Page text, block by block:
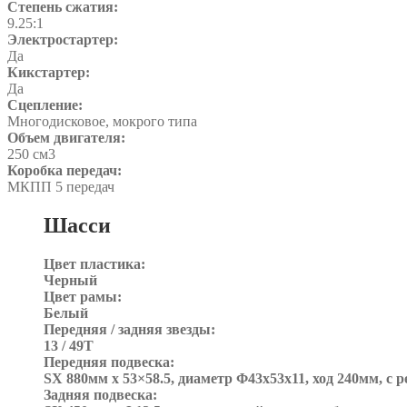
Степень сжатия:
9.25:1
Электростартер:
Да
Кикстартер:
Да
Сцепление:
Многодисковое, мокрого типа
Объем двигателя:
250 см3
Коробка передач:
МКПП 5 передач
Шасси
Цвет пластика:
Черный
Цвет рамы:
Белый
Передняя / задняя звезды:
13 / 49T
Передняя подвеска:
SX 880мм x 53×58.5, диаметр Φ43x53x11, ход 240мм, с
Задняя подвеска: